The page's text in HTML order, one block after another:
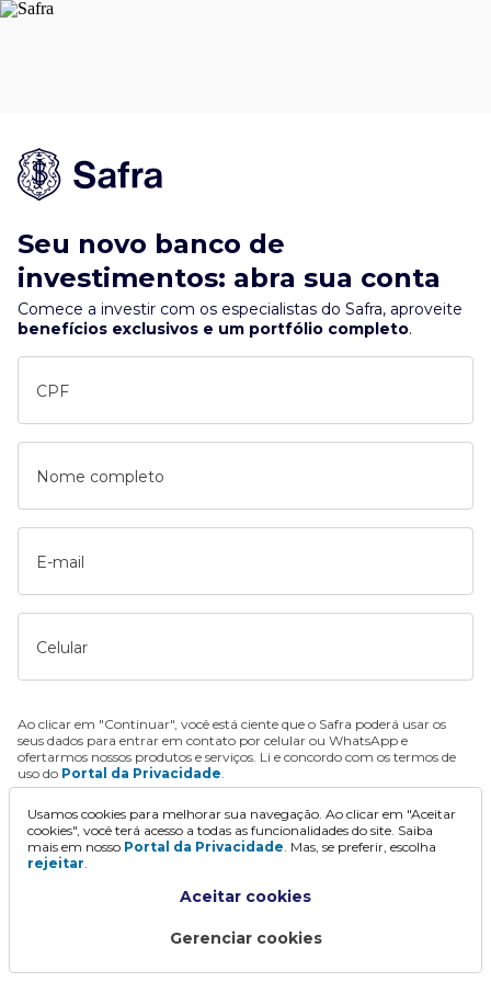
Seu novo banco de
investimentos: abra sua conta
Comece a investir com os especialistas do Safra, aproveite
benefícios exclusivos e um portfólio completo.
CPF
Nome completo
E-mail
Celular
Ao clicar em "Continuar", você está ciente que o Safra poderá usar os
seus dados para entrar em contato por celular ou WhatsApp e
ofertarmos nossos produtos e serviços. Li e concordo com os termos de
uso do Portal da Privacidade.
Continuar
Usamos cookies para melhorar sua navegação. Ao clicar em "Aceitar
cookies", você terá acesso a todas as funcionalidades do site. Saiba
mais em nosso Portal da Privacidade. Mas, se preferir, escolha
rejeitar.
Aceitar cookies
Gerenciar cookies